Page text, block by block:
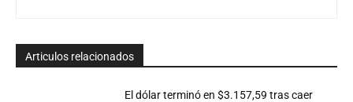
Articulos relacionados
El dólar terminó en $3.157,59 tras caer